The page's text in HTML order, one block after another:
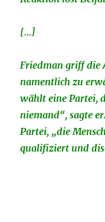
[…]
Friedman griff die
namentlich zu
wählt eine Partei,
niemand“, sagte
Partei, „die
qualifiziert und